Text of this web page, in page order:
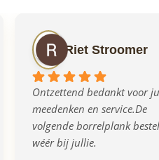
Riet Stroomer
Ontzettend bedankt voor
meedenken en service.De
volgende borrelplank
wéér bij jullie.